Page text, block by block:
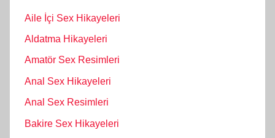
Aile İçi Sex Hikayeleri
Aldatma Hikayeleri
Amatör Sex Resimleri
Anal Sex Hikayeleri
Anal Sex Resimleri
Bakire Sex Hikayeleri